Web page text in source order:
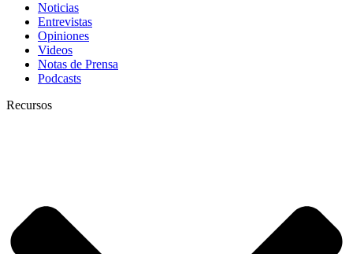
Noticias
Entrevistas
Opiniones
Videos
Notas de Prensa
Podcasts
Recursos